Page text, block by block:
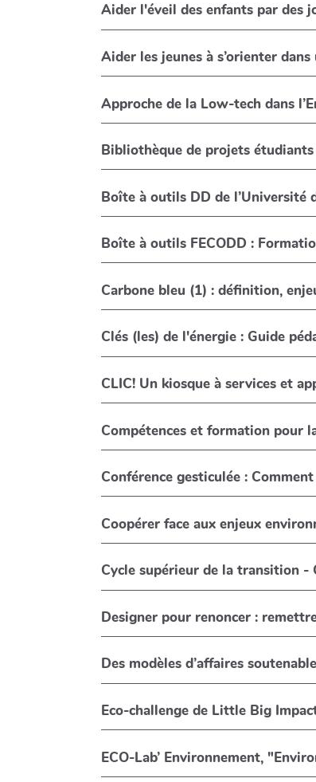
Aider l'éveil des enfants par des
Aider les jeunes à s’orienter
Approche de la Low-tech dans
Bibliothèque de projets
Boîte à outils DD de l’Université
Boîte à
Carbone bleu (1) : définition,
Clés (les) de l'énergie : Guide
CLIC! Un kiosque à services et
Compétences et formation pour
Conférence gesticulée :
Coopérer face aux enjeux
Cycle supérieur de la transition -
Designer pour renoncer :
Des modèles d’affaires
Eco-challenge de Little Big
ECO-Lab’ Environnement,